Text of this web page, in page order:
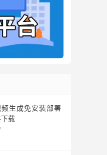
频生成免安装部署
载